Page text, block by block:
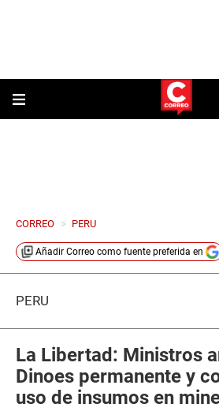
CORREO > PERU
Añadir Correo como fuente preferida en
PERÚ
La Libertad: Ministros
Dinoes permanente y
uso de insumos en